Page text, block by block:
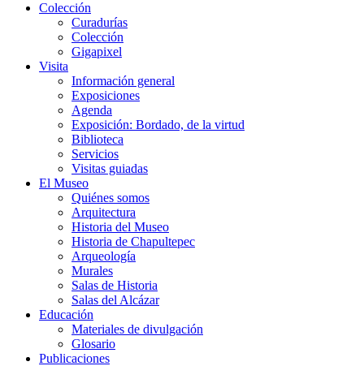
Colección
Curadurías
Colección
Gigapixel
Visita
Información general
Exposiciones
Agenda
Exposición: Bordado, de la virtud
Biblioteca
Servicios
Visitas guiadas
El Museo
Quiénes somos
Arquitectura
Historia del Museo
Historia de Chapultepec
Arqueología
Murales
Salas de Historia
Salas del Alcázar
Educación
Materiales de divulgación
Glosario
Publicaciones